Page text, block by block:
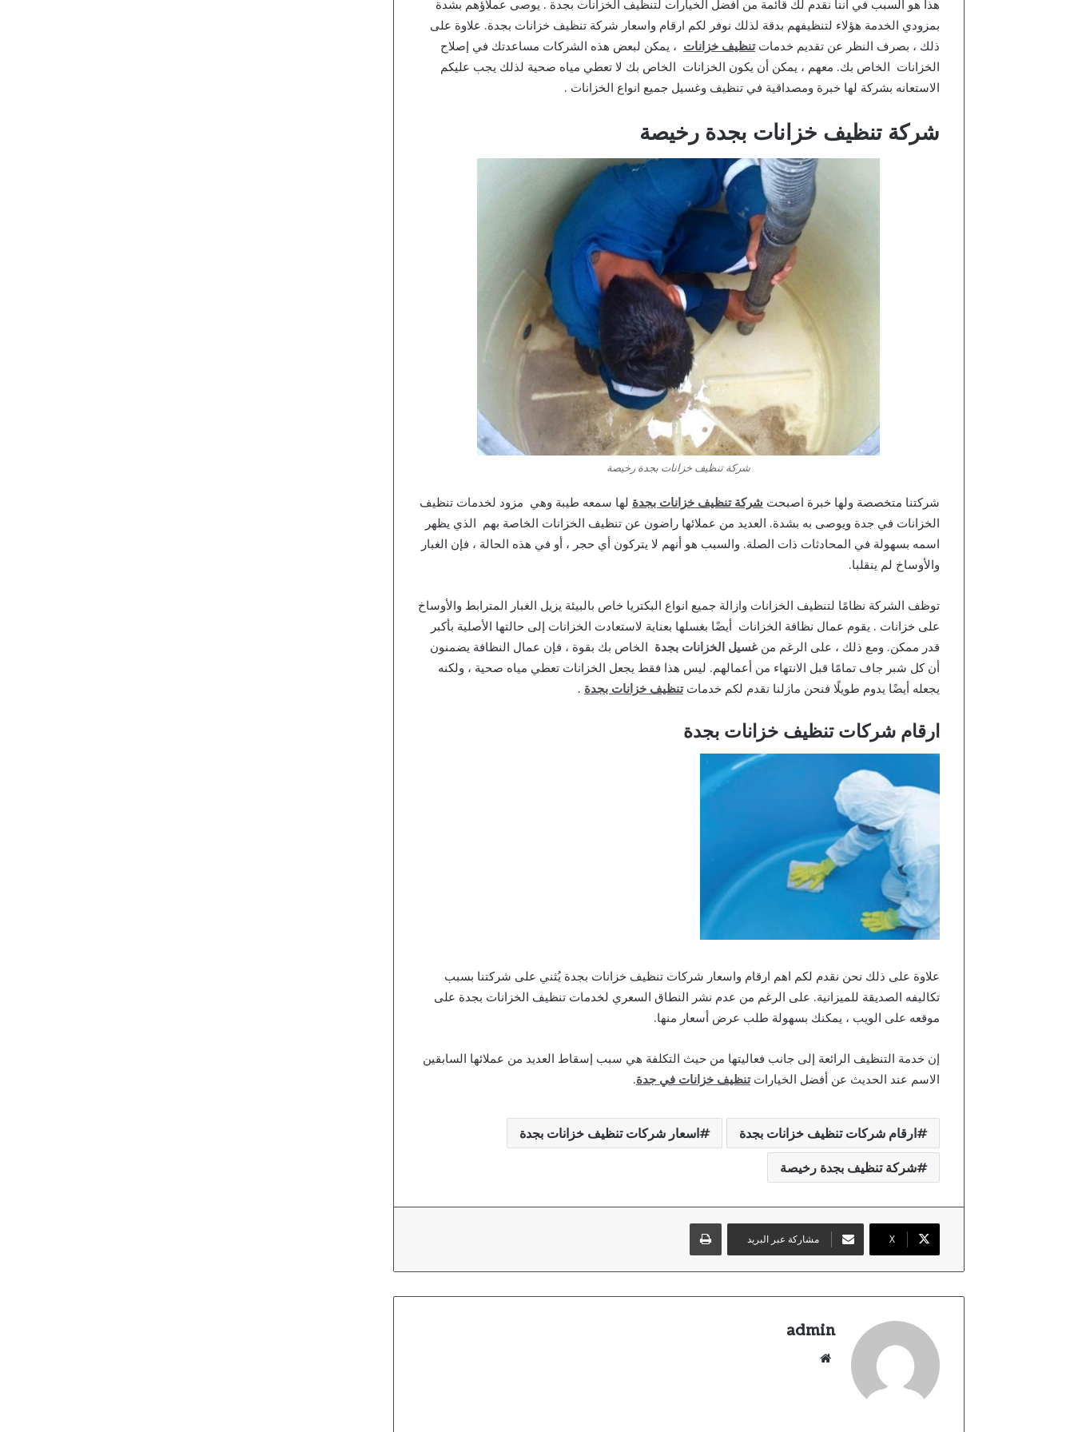
هذا هو السبب في أننا نقدم لك قائمة من أفضل الخيارات لتنظيف الخزانات بجدة . يوصى عملاؤهم بشدة
بمزودي الخدمة هؤلاء لتنظيفهم بدقة لذلك نوفر لكم ارقام واسعار شركة تنظيف خزانات بجدة. علاوة على
ذلك ، بصرف النظر عن تقديم خدماتتنظيف خزانات ، يمكن لبعض هذه الشركات مساعدتك في إصلاح
الخزانات الخاص بك. معهم ، يمكن أن يكون الخزانات الخاص بك لا تعطي مياه صحية لذلك يجب عليكم
الاستعانه بشركة لها خبرة ومصداقية في تنظيف وغسيل جميع انواع الخزانات .
شركة تنظيف خزانات بجدة رخيصة
شركة تنظيف خزانات بجدة رخيصة
شركتنا متخصصة ولها خبرة اصبحت شركة تنظيف خزانات بجدة لها سمعه طيبة وهي مزود لخدمات تنظيف
الخزانات في جدة ويوصى به بشدة. العديد من عملائها راضون عن تنظيف الخزانات الخاصة بهم الذي يظهر
اسمه بسهولة في المحادثات ذات الصلة. والسبب هو أنهم لا يتركون أي حجر ، أو في هذه الحالة ، فإن الغبار
والأوساخ لم ينقلبا.
توظف الشركة نظامًا لتنظيف الخزانات وازالة جميع انواع البكتريا خاص بالبيئة يزيل الغبار المترابط والأوساخ
على خزانات . يقوم عمال نظافة الخزانات أيضًا بغسلها بعناية لاستعادت الخزانات إلى حالتها الأصلية بأكبر
قدر ممكن. ومع ذلك ، على الرغم من غسيل الخزانات بجدة الخاص بك بقوة ، فإن عمال النظافة يضمنون
أن كل شبر جاف تمامًا قبل الانتهاء من أعمالهم. ليس هذا فقط يجعل الخزانات تعطي مياه صحية ، ولكنه
يجعله أيضًا يدوم طويلًا فنحن مازلنا نقدم لكم خدماتتنظيف خزانات بجدة .
ارقام شركات تنظيف خزانات بجدة
علاوة على ذلك نحن نقدم لكم اهم ارقام واسعار شركات تنظيف خزانات بجدة يُثني على شركتنا بسبب
تكاليفه الصديقة للميزانية. على الرغم من عدم نشر النطاق السعري لخدمات تنظيف الخزانات بجدة على
موقعه على الويب ، يمكنك بسهولة طلب عرض أسعار منها.
إن خدمة التنظيف الرائعة إلى جانب فعاليتها من حيث التكلفة هي سبب إسقاط العديد من عملائها السابقين
الاسم عند الحديث عن أفضل الخياراتتنظيف خزانات في جدة.
ارقام شركات تنظيف خزانات بجدة اسعار شركات تنظيف خزانات بجدة
شركة تنظيف بجدة رخيصة
X مشاركة عبر البريد
طباعة
admin